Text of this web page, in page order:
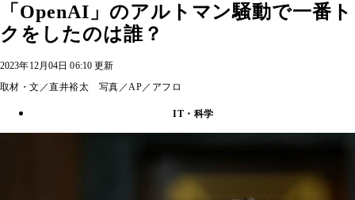
「OpenAI」のアルトマン騒動で一番ト
クをしたのは誰？
2023年12月04日 06:10 更新
取材・文／直井裕太 写真／AP／アフロ
IT・科学